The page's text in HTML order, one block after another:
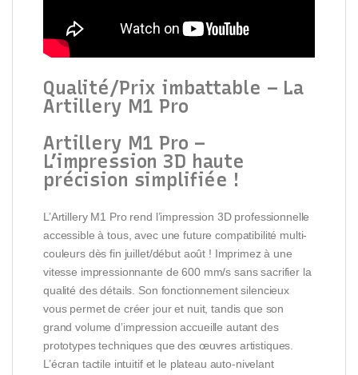
Qualité/Prix imbattable – La
Artillery M1 Pro
Artillery M1 Pro –
L’impression 3D haute
précision simplifiée !
L’Artillery M1 Pro rend l’impression 3D professionnelle
accessible à tous, avec une future compatibilité multi-
couleurs dès fin juillet/début août ! Imprimez à une
vitesse impressionnante de 600 mm/s sans sacrifier la
qualité des détails. Son fonctionnement silencieux
vous permet de créer jour et nuit, tandis que son
grand volume d’impression accueille autant des
prototypes techniques que des œuvres artistiques.
L’écran tactile intuitif et le plateau auto-nivelant